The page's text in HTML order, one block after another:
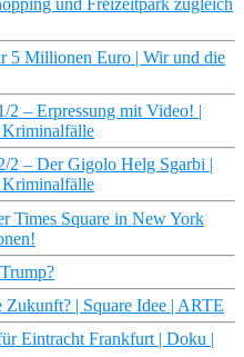
und Freizeitpark zugleich
5 Millionen Euro | Wir und die
2 – Erpressung mit Video! |
Kriminalfälle
2 – Der Gigolo Helg Sgarbi |
Kriminalfälle
Times Square in New York
| Square Idee | ARTE
Eintracht Frankfurt | Doku |